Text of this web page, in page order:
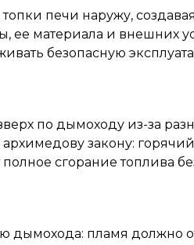
печи наружу,
материала и внешних
безопасную
по дымоходу из-за
закону:
полное сгорание топлива
пламя должно